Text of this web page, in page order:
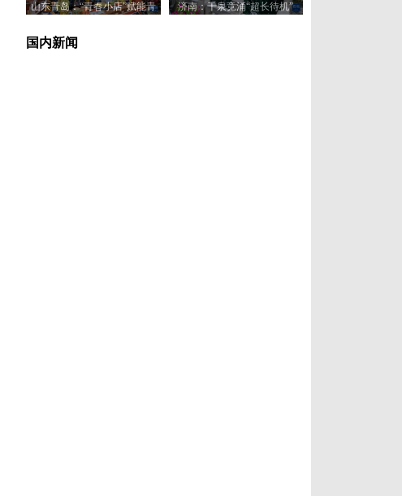
山东青岛：“青春小店”赋能青
济南：千泉竞涌“超长待机”
国内新闻